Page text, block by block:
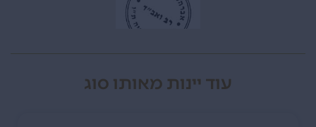
עוד יינות מאותו סוג